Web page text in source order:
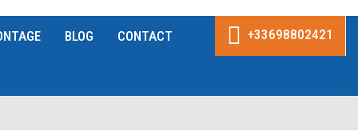
BLOG CONTACT +33698802421